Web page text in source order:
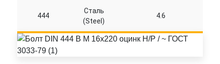
444
Сталь
(Steel)
4.6